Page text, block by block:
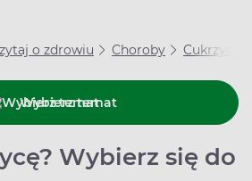
o zdrowiu Choroby Cukrzyca
Wybierz temat
Wybierz się do